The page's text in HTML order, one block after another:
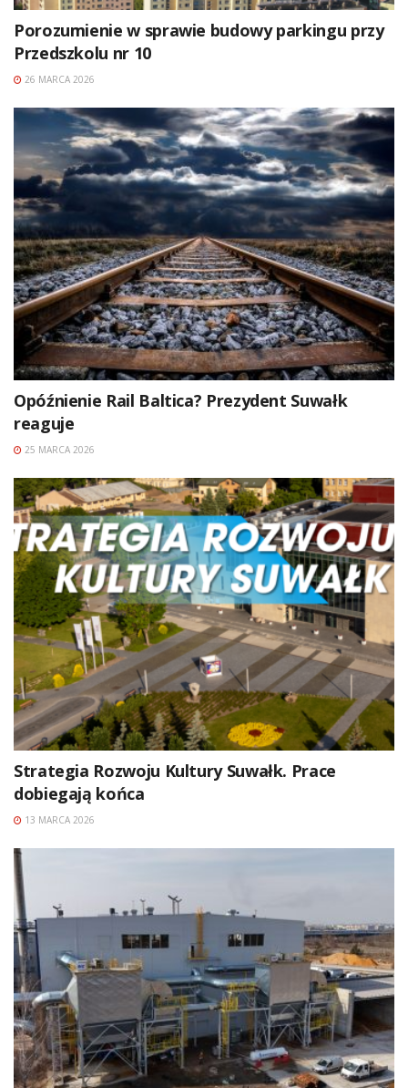
Porozumienie w sprawie budowy parkingu przy
Przedszkolu nr 10
26 MARCA 2026
Opóźnienie Rail Baltica? Prezydent Suwałk
reaguje
25 MARCA 2026
Strategia Rozwoju Kultury Suwałk. Prace
dobiegają końca
13 MARCA 2026